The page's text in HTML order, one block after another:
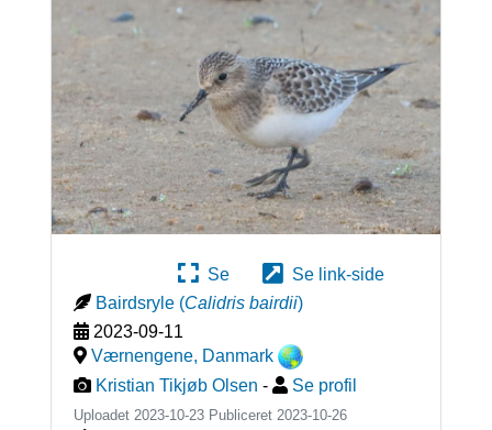
Se
Se link-side
Bairdsryle (Calidris bairdii)
2023-09-11
Værnengene, Danmark
Kristian Tikjøb Olsen - Se profil
Uploadet 2023-10-23 Publiceret 2023-10-26